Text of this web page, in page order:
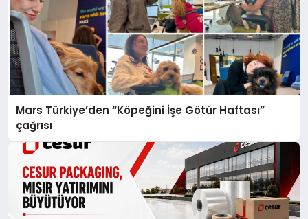
Mars Türkiye’den “Köpeğini İşe Götür Haftası”
çağrısı